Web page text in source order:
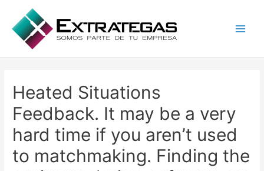
Heated Situations
Feedback. It may be a very
hard time if you aren’t used
to matchmaking. Finding the